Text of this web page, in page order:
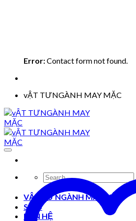
Error:Contact form not found.
vẬT TƯNGÀNH MAY MẶC
Search
for:
VẬT TƯ NGÀNH MAY MẶC
Shop
LIÊN HỆ